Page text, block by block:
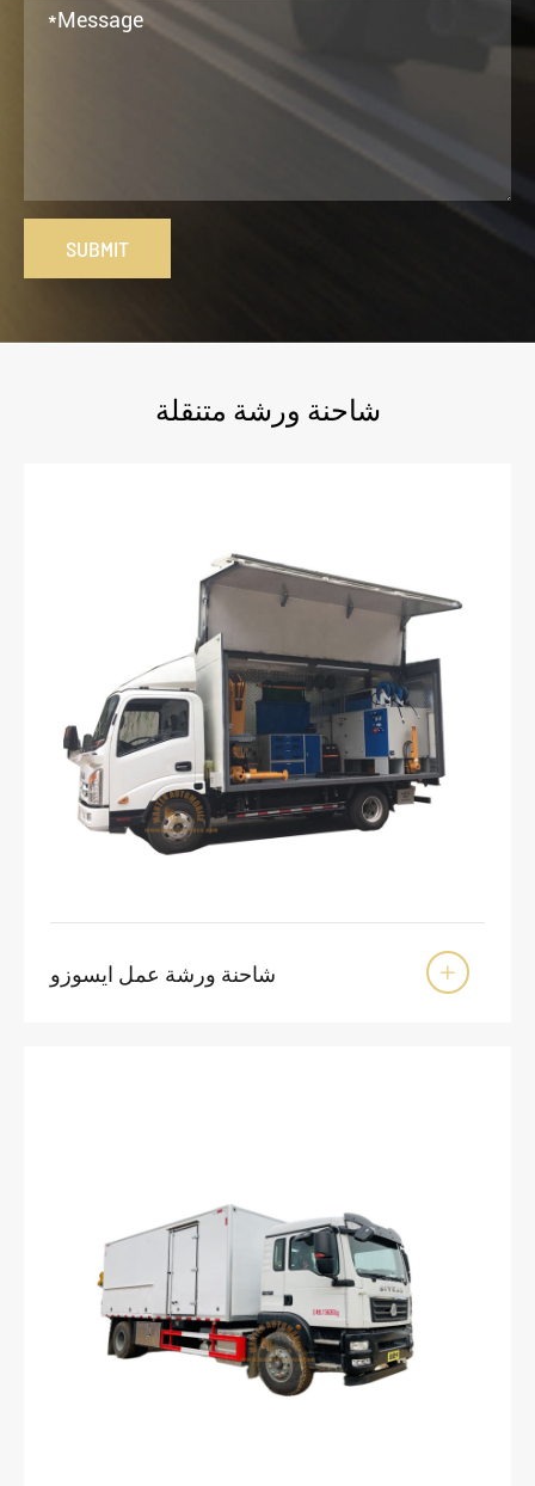
SUBMIT
شاحنة ورشة متنقلة
شاحنة ورشة عمل ايسوزو 